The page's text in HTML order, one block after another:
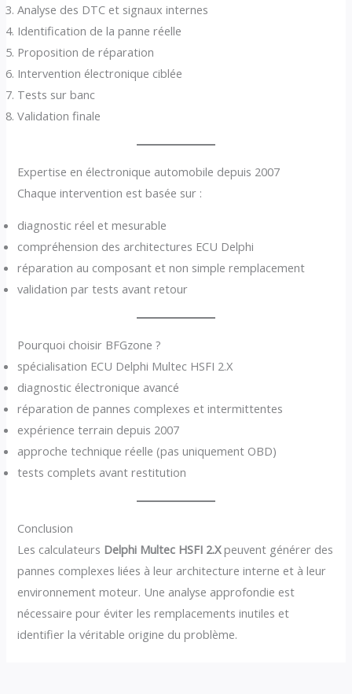
Analyse des DTC et signaux internes
Identification de la panne réelle
Proposition de réparation
Intervention électronique ciblée
Tests sur banc
Validation finale
Expertise en électronique automobile depuis 2007
Chaque intervention est basée sur :
diagnostic réel et mesurable
compréhension des architectures ECU Delphi
réparation au composant et non simple remplacement
validation par tests avant retour
Pourquoi choisir BFGzone ?
spécialisation ECU Delphi Multec HSFI 2.X
diagnostic électronique avancé
réparation de pannes complexes et intermittentes
expérience terrain depuis 2007
approche technique réelle (pas uniquement OBD)
tests complets avant restitution
Conclusion
Les calculateurs Delphi Multec HSFI 2.Xpeuvent générer des
pannes complexes liées à leur architecture interne et à leur
environnement moteur. Une analyse approfondie est
nécessaire pour éviter les remplacements inutiles et
identifier la véritable origine du problème.